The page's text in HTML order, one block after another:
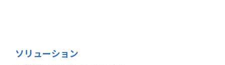
ソリューション